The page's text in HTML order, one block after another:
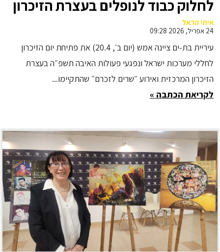
לחלוק כבוד לנופלים בעצרת הזיכרון
המרכזית ואירוע ״שרים לזכרם״
בבת-ים
איתי הראל
24 אפריל, 2026 09:28
עיריית בת-ים ציינה אמש (יום ב׳, 20.4) את פתיחת יום הזיכרון
לחללי מערכות ישראל ונפגעי פעולות האיבה תשפ״ה בעצרת
הזיכרון המרכזית ואירוע ״שרים לזכרם״ שהתקיימו...
לקריאת הכתבה »